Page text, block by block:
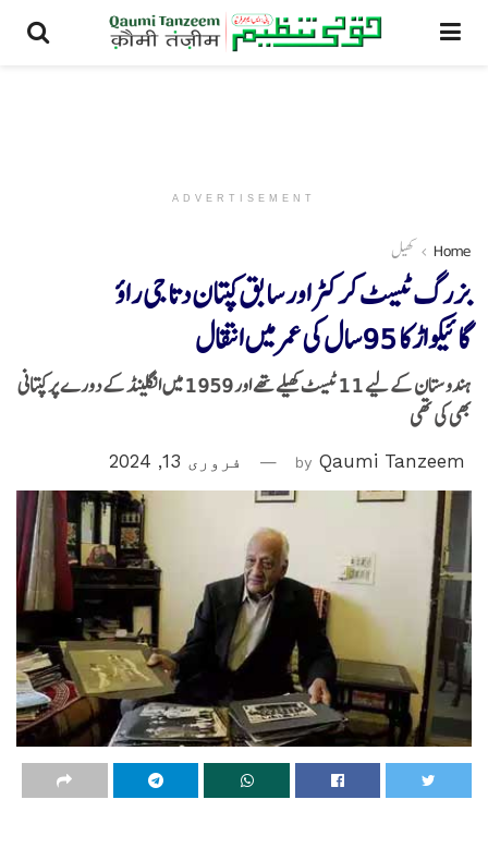
ADVERTISEMENT
Home کھیل
بزرگ ٹیسٹ کرکٹر اور سابق کپتان دتا جی راؤ
گائیکواڑکا 95سال کی عمر میں انتقال
ہندوستان کے لیے 11 ٹیسٹ کھیلے تھے اور 1959 میں انگلینڈ کے دورے پر کپتانی
بھی کی تھی
by Qaumi Tanzeem فروری 13, 2024